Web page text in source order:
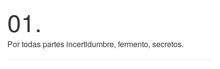
01.
Por todas partes incertidumbre, fermento, secretos.